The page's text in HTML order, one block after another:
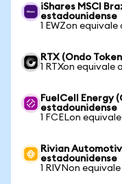
iShares MSCI
estadounidense
1 EWZon equivale
RTX (Ondo
1 RTXon equivale
FuelCell Energy
estadounidense
1 FCELon equivale
Rivian
estadounidense
1 RIVNon equivale